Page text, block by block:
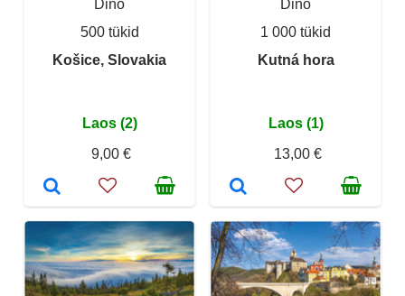
Dino
500 tükid
Košice, Slovakia
Laos (2)
9,00 €
Dino
1 000 tükid
Kutná hora
Laos (1)
13,00 €